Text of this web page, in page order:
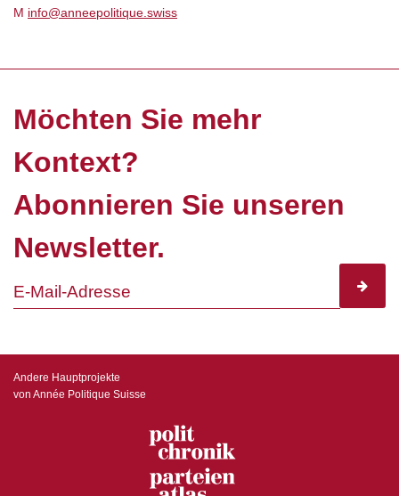
M info@anneepolitique.swiss
Möchten Sie mehr
Kontext?
Abonnieren Sie unseren
Newsletter.
Andere Hauptprojekte
von Année Politique Suisse